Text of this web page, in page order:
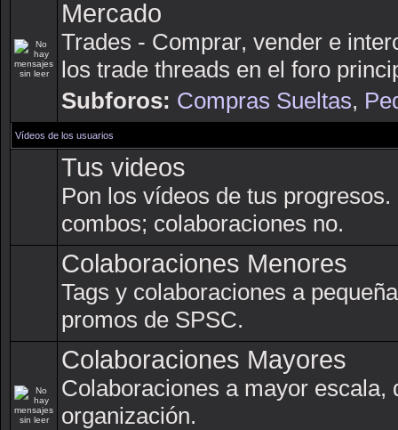
Mercado
Trades - Comprar, vender e
los trade threads en el foro
Subforos: Compras Sueltas,
Vídeos de los usuarios
Tus videos
Pon los vídeos de tus
combos; colaboraciones no.
Colaboraciones Menores
Tags y colaboraciones a
promos de SPSC.
Colaboraciones Mayores
Colaboraciones a mayor escala,
organización.